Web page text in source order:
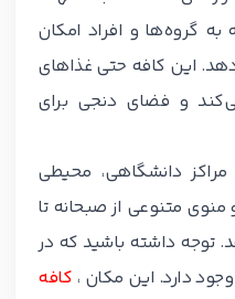
گروه‌ها و افراد امکان
این کافه حتی غذاهای
و فضای دنجی برای
دانشگاهی، محیطی
منوی متنوعی از صبحانه تا
توجه داشته باشید که در
دارد. این مکان ، کافه